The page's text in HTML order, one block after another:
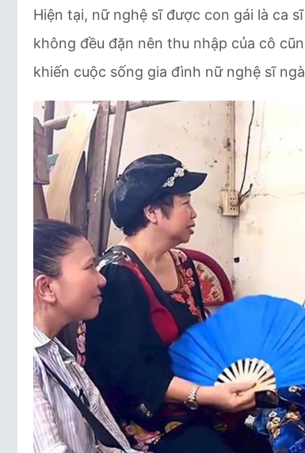
Hiện tại, nữ nghệ sĩ được con gái là ca
không đều đặn nên thu nhập của cô
khiến cuộc sống gia đình nữ nghệ sĩ